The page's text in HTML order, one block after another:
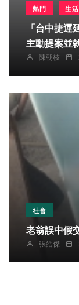
熱門 生活
「台中捷運
主動提案並
陳朝枝
社會
張皓傑